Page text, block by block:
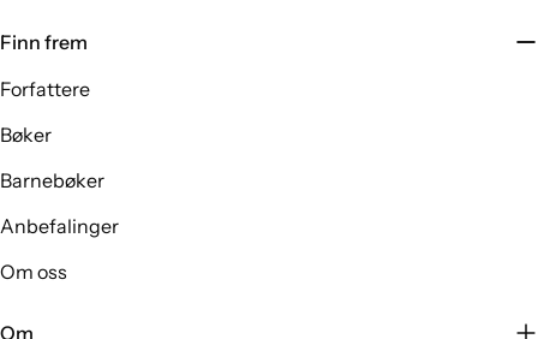
Finn frem
Forfattere
Bøker
Barnebøker
Anbefalinger
Om oss
Om